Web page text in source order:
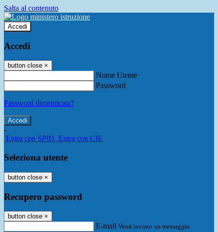
Salta al contenuto
Accedi
Accedi
button close ×
Nome Utente
Password
Password dimenticata?
-
Entra con SPID Entra con CIE
Seleziona utente
button close ×
Recupero password
button close ×
E-mail Verrà inviato un messaggio